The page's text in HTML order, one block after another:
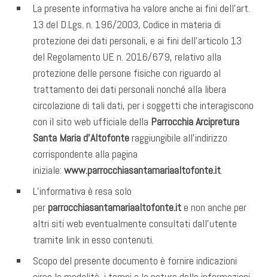
La presente informativa ha valore anche ai fini dell’art.
13 del D.Lgs. n. 196/2003, Codice in materia di
protezione dei dati personali, e ai fini dell’articolo 13
del Regolamento UE n. 2016/679, relativo alla
protezione delle persone fisiche con riguardo al
trattamento dei dati personali nonché alla libera
circolazione di tali dati, per i soggetti che interagiscono
con il sito web ufficiale della Parrocchia Arcipretura
Santa Maria d’Altofonteraggiungibile all’indirizzo
corrispondente alla pagina
iniziale: www.parrocchiasantamariaaltofonte.it.
L’informativa è resa solo
perparrocchiasantamariaaltofonte.ite non anche per
altri siti web eventualmente consultati dall’utente
tramite link in esso contenuti.
Scopo del presente documento è fornire indicazioni